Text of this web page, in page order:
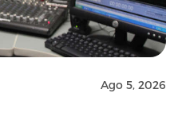
Ago 5, 2026